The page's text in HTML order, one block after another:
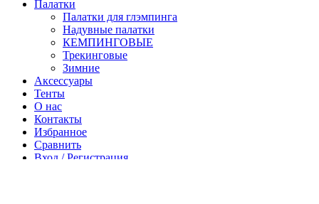
Палатки
Палатки для глэмпинга
Надувные палатки
КЕМПИНГОВЫЕ
Трекинговые
Зимние
Аксессуары
Тенты
О нас
Контакты
Избранное
Сравнить
Вход / Регистрация